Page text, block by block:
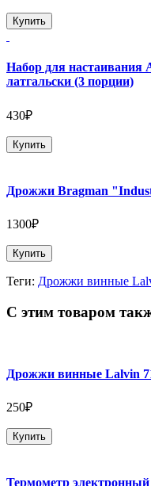
Купить
Набор для настаивания
латгальски (3 порции)
430₽
Купить
Дрожжи Bragman
1300₽
Купить
Теги: Дрожжи винные
С этим товаром
Дрожжи винные Lalvin
250₽
Купить
Термометр